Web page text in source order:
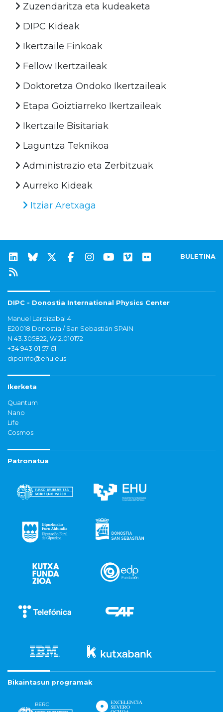
Zuzendaritza eta kudeaketa
DIPC Kideak
Ikertzaile Finkoak
Fellow Ikertzaileak
Doktoretza Ondoko Ikertzaileak
Etapa Goiztiarreko Ikertzaileak
Ikertzaile Bisitariak
Laguntza Teknikoa
Administrazio eta Zerbitzuak
Aurreko Kideak
Itziar Aretxaga
BULETINA
DIPC - Donostia International Physics Center
Manuel Lardizabal 4
E20018 Donostia / San Sebastián SPAIN
N 43.305822, W 2.010172
+34 943 01 57 61
dipcinfo@ehu.eus
Ikerketa
Quantum
Nano
Life
Cosmos
Patronatua
Bikaintasun programak